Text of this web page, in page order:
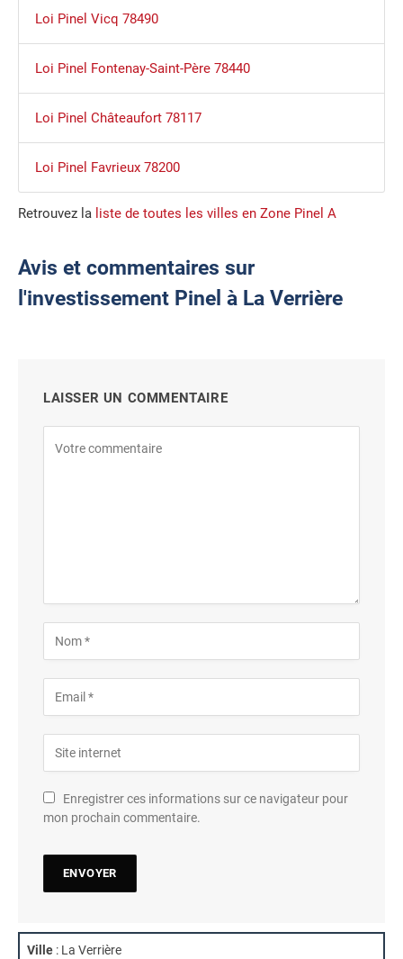
Loi Pinel Vicq 78490
Loi Pinel Fontenay-Saint-Père 78440
Loi Pinel Châteaufort 78117
Loi Pinel Favrieux 78200
Retrouvez la liste de toutes les villes en Zone Pinel A
Avis et commentaires sur
l'investissement Pinel à La Verrière
LAISSER UN COMMENTAIRE
Enregistrer ces informations sur ce navigateur pour
mon prochain commentaire.
Ville : La Verrière